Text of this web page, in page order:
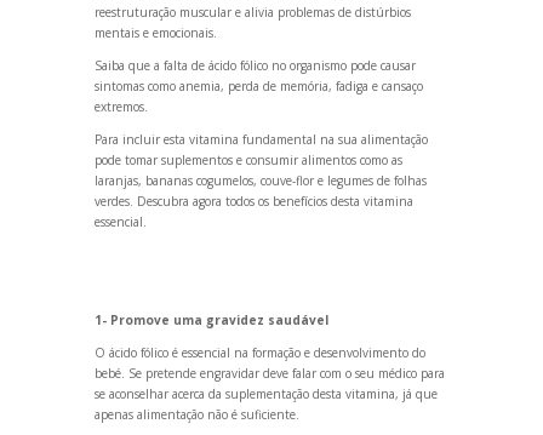
reestruturação muscular e alivia problemas de distúrbios
mentais e emocionais.
Saiba que a falta de ácido fólico no organismo pode causar
sintomas como anemia, perda de memória, fadiga e cansaço
extremos.
Para incluir esta vitamina fundamental na sua alimentação
pode tomar suplementos e consumir alimentos como as
laranjas, bananas cogumelos, couve-flor e legumes de folhas
verdes. Descubra agora todos os benefícios desta vitamina
essencial.
1- Promove uma gravidez saudável
O ácido fólico é essencial na formação e desenvolvimento do
bebé. Se pretende engravidar deve falar com o seu médico para
se aconselhar acerca da suplementação desta vitamina, já que
apenas alimentação não é suficiente.